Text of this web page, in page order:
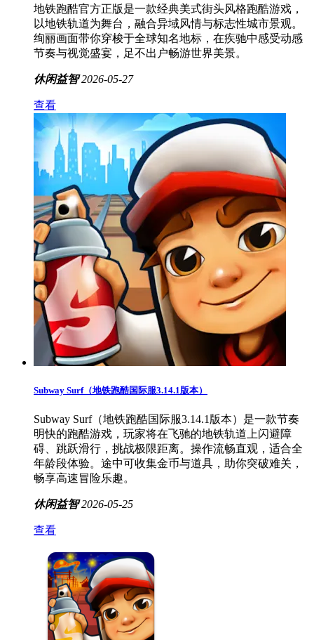
地铁跑酷官方正版是一款经典美式街头风格跑酷游戏，
以地铁轨道为舞台，融合异域风情与标志性城市景观。
绚丽画面带你穿梭于全球知名地标，在疾驰中感受动感
节奏与视觉盛宴，足不出户畅游世界美景。
休闲益智 2026-05-27
查看
Subway Surf（地铁跑酷国际服3.14.1版本）
Subway Surf（地铁跑酷国际服3.14.1版本）是一款节奏
明快的跑酷游戏，玩家将在飞驰的地铁轨道上闪避障
碍、跳跃滑行，挑战极限距离。操作流畅直观，适合全
年龄段体验。途中可收集金币与道具，助你突破难关，
畅享高速冒险乐趣。
休闲益智 2026-05-25
查看